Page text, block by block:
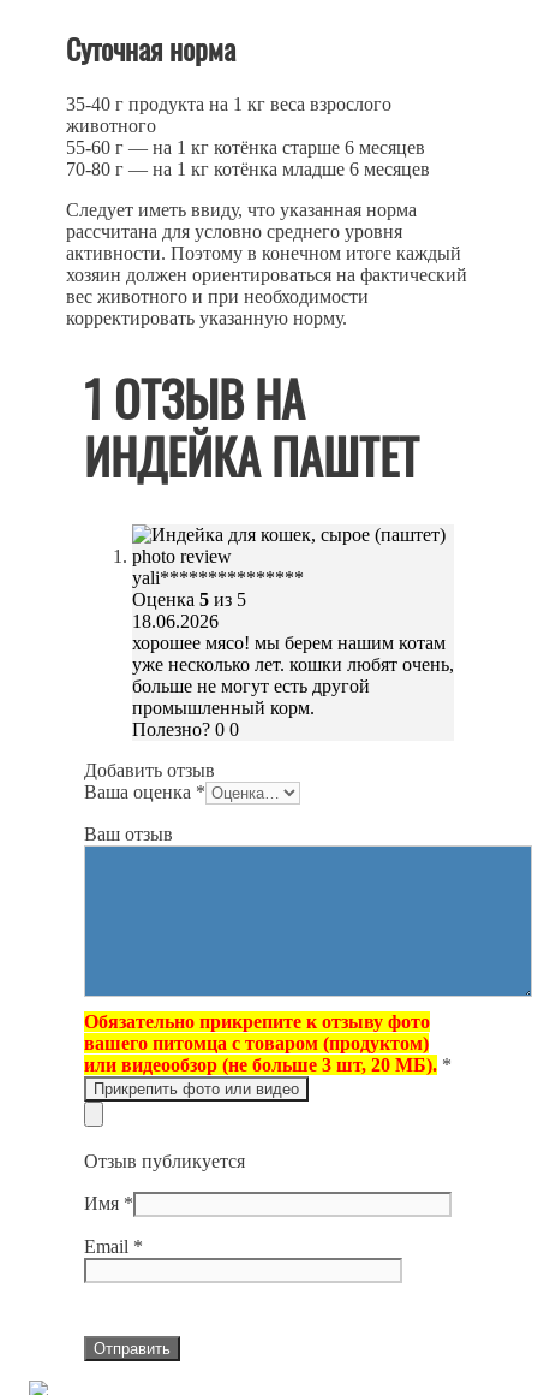
Суточная норма
35-40 г продукта на 1 кг веса взрослого
животного
55-60 г — на 1 кг котёнка старше 6 месяцев
70-80 г — на 1 кг котёнка младше 6 месяцев
Следует иметь ввиду, что указанная норма
рассчитана для условно среднего уровня
активности. Поэтому в конечном итоге каждый
хозяин должен ориентироваться на фактический
вес животного и при необходимости
корректировать указанную норму.
1 ОТЗЫВ НА
ИНДЕЙКА ПАШТЕТ
yali***************
Оценка 5 из 5
18.06.2026
хорошее мясо! мы берем нашим котам
уже несколько лет. кошки любят очень,
больше не могут есть другой
промышленный корм.
Полезно? 0 0
Добавить отзыв
Ваша оценка *
Ваш отзыв
Обязательно прикрепите к отзыву фото
вашего питомца с товаром (продуктом)
или видеообзор (не больше 3 шт, 20 МБ). *
Прикрепить фото или видео
Отзыв публикуется
Имя *
Email *